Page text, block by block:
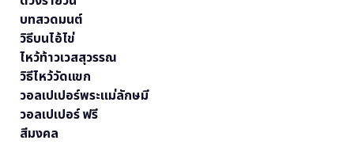
บทสวดมนต์
วิธีบนไอ้ไข่
ไหว้ท้าวเวสสุวรรณ
วิธีไหว้วัดแขก
วอลเปเปอร์พระแม่ลักษมี
วอลเปเปอร์ ฟรี
สีมงคล